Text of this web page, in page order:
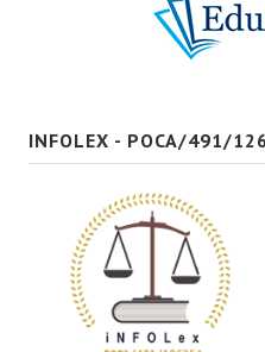
INFOLEX - POCA/491/